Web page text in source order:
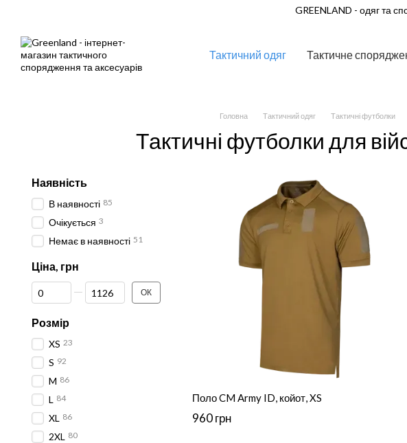
GREENLAND - одяг та
Тактичний одяг Тактичне
Головна Тактичний одяг Тактичні футболки
Тактичні футболки для
Поло CM Army ID, койот, XS
960 грн
Наявність
В наявності 85
Очікується 3
Немає в наявності 51
Ціна, грн
Від Ціна, грн
До Ціна, грн ОК
Розмір
XS 23
S 92
M 86
L 84
XL 86
2XL 80